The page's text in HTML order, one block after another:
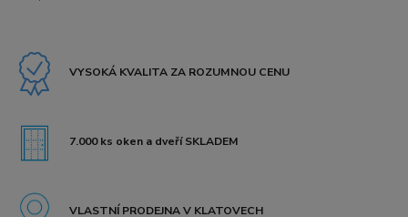
VYSOKÁ KVALITA ZA ROZUMNOU CENU
7.000 ks oken a dveří SKLADEM
VLASTNÍ PRODEJNA V KLATOVECH